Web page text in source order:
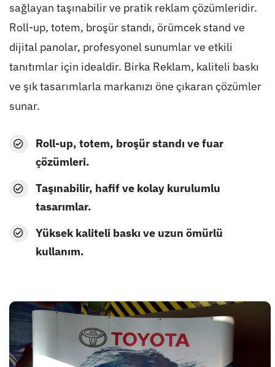
sağlayan taşınabilir ve pratik reklam çözümleridir.
Roll-up, totem, broşür standı, örümcek stand ve
dijital panolar, profesyonel sunumlar ve etkili
tanıtımlar için idealdir. Birka Reklam, kaliteli baskı
ve şık tasarımlarla markanızı öne çıkaran çözümler
sunar.
Roll-up, totem, broşür standı ve fuar
çözümleri.
Taşınabilir, hafif ve kolay kurulumlu
tasarımlar.
Yüksek kaliteli baskı ve uzun ömürlü
kullanım.